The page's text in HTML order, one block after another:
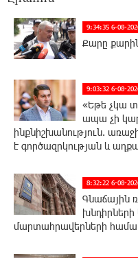
9:34:35 6-08-
Քարը
9:03:32 6-08-
«Եթե չկա
ապա չի
ինքնիշխանություն.
է գործազրկության և
8:32:22 6-08-
Գնաճային
խնդիրների
մարտահրավերների